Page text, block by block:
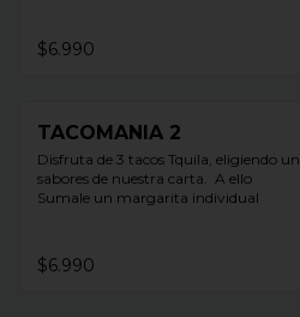
$6.990
TACOMANIA 2
Disfruta de 3 tacos Tquila, eligiendo un
sabores de nuestra carta.  A ello
Sumale un margarita individual
$6.990